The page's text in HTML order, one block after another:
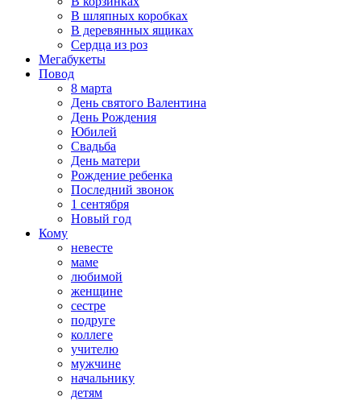
В шляпных коробках
В деревянных ящиках
Сердца из роз
Мегабукеты
Повод
8 марта
День святого Валентина
День Рождения
Юбилей
Свадьба
День матери
Рождение ребенка
Последний звонок
1 сентября
Новый год
Кому
невесте
маме
любимой
женщине
сестре
подруге
коллеге
учителю
мужчине
начальнику
детям